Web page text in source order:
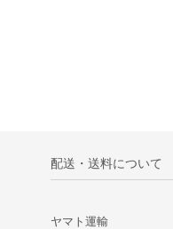
配送・送料について
ヤマト運輸